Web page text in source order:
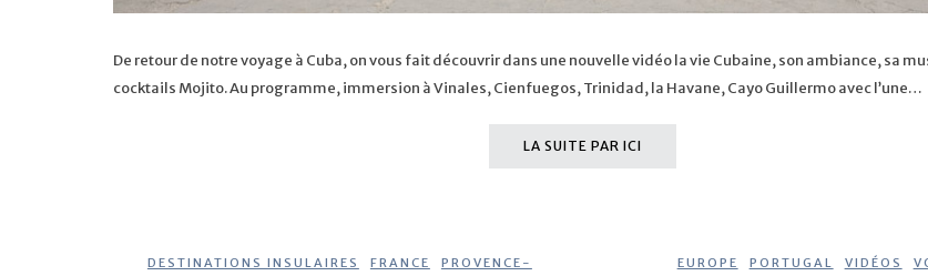
De retour de notre voyage à Cuba, on vous fait découvrir dans une nouvelle vidéo la vie Cubaine, son ambiance, sa
cocktails Mojito. Au programme, immersion à Vinales, Cienfuegos, Trinidad, la Havane, Cayo Guillermo avec l’une…
LA SUITE PAR ICI
DESTINATIONS INSULAIRES FRANCE
PROVENCE-
EUROPE PORTUGAL VIDÉOS